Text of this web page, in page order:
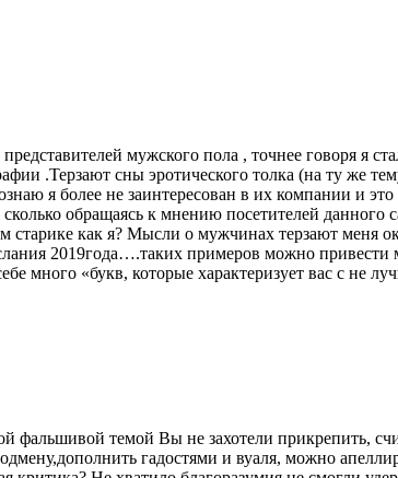
мужского пола , точнее говоря я
.Терзают сны эротического толка (на ту же
я более не заинтересован в их компании и
обращаясь к мнению посетителей
как я? Мысли о мужчинах терзают меня
2019года….таких примеров можно
много «букв, которые характеризует вас с не
фальшивой темой Вы не захотели прикрепить,
гадостями и вуаля, можно